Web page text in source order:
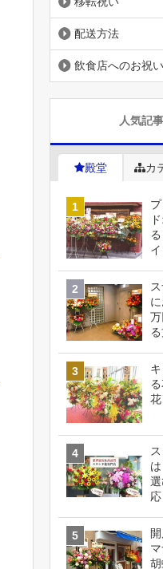
配送方法
飲食店へのお祝い
人気記
殿堂 カ
応